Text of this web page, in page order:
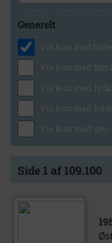
Generelt
Vis kun med
Vis kun med
Vis kun med
Vis kun med
Vis kun med
Side 1 af 109.100